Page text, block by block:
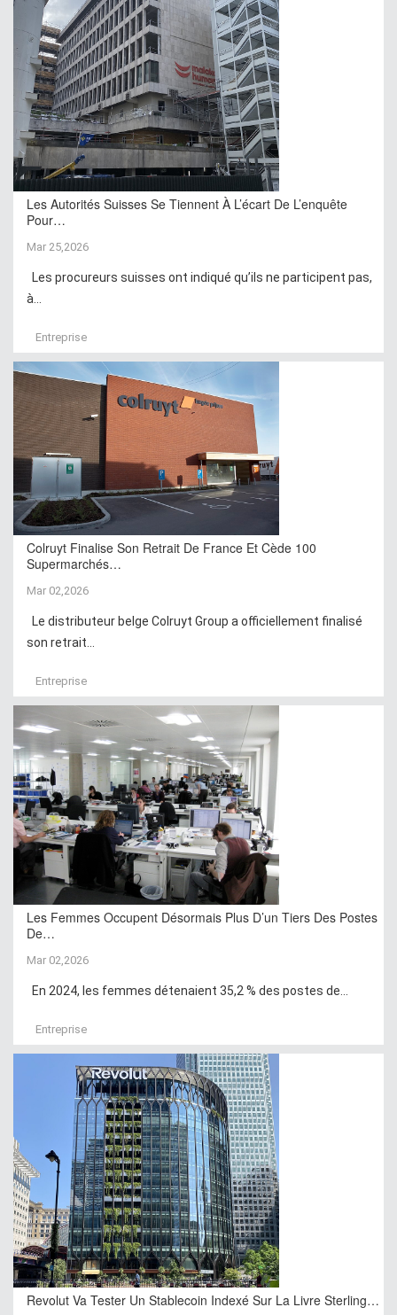
Les Autorités Suisses Se Tiennent À L’écart De L’enquête
Pour…
Mar 25,2026
Les procureurs suisses ont indiqué qu’ils ne participent pas,
à...
Entreprise
Colruyt Finalise Son Retrait De France Et Cède 100
Supermarchés…
Mar 02,2026
Le distributeur belge Colruyt Group a officiellement finalisé
son retrait...
Entreprise
Les Femmes Occupent Désormais Plus D’un Tiers Des Postes
De…
Mar 02,2026
En 2024, les femmes détenaient 35,2 % des postes de...
Entreprise
Revolut Va Tester Un Stablecoin Indexé Sur La Livre Sterling…